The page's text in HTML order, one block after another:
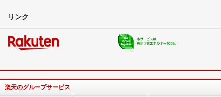
リンク
楽天のグループサービス